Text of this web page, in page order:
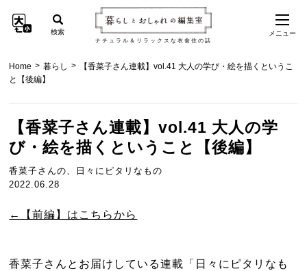
ナチュラル＆リラックスな衣食住の話
検索 メニュー
Home > 暮らし >
【香菜子さん連載】vol.41 大人の学び・絵を描くというこ
と【後編】
【香菜子さん連載】vol.41 大人の学
び・絵を描くということ【後編】
香菜子さんの、日々にピタリなもの
2022.06.28
←【前編】はこちらから
香菜子さんとお届けしている連載「日々にピタリなも